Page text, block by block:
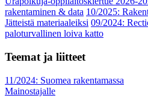
rakentaminen & data 10/2025:
Jätteistä materiaaleiksi 09/2024:
paloturvallinen loiva katto
Teemat ja liitteet
11/2024: Suomea rakentamassa
Mainostajalle